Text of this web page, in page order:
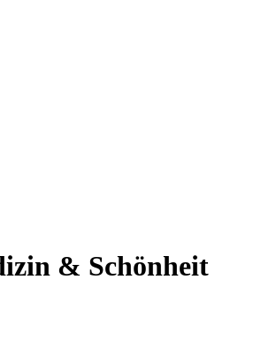
& Schönheit